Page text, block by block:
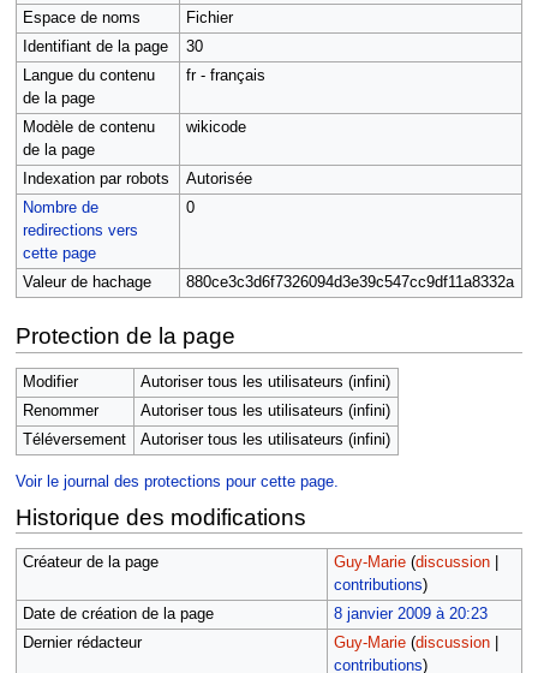
Espace de noms
Fichier
Identifiant de la page
30
Langue du contenu
de la page
fr - français
Modèle de contenu
de la page
wikicode
Indexation par robots
Autorisée
Nombre de
redirections vers
cette page
0
Valeur de hachage 880ce3c3d6f7326094d3e39c547cc9df11a8332a
Protection de la page
Modifier
Autoriser tous les utilisateurs (infini)
Renommer
Autoriser tous les utilisateurs (infini)
Téléversement
Autoriser tous les utilisateurs (infini)
Voir le journal des protections pour cette page.
Historique des modifications
Créateur de la page Guy-Marie (discussion|
contributions)
Date de création de la page
8 janvier 2009 à 20:23
Dernier rédacteur
Guy-Marie (discussion|
contributions)